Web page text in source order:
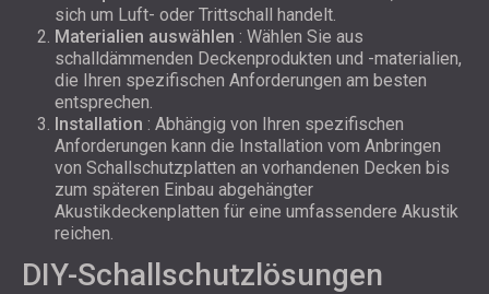
sich um Luft- oder Trittschall handelt.
Materialien auswählen : Wählen Sie aus
schalldämmenden Deckenprodukten und -materialien,
die Ihren spezifischen Anforderungen am besten
entsprechen.
Installation : Abhängig von Ihren spezifischen
Anforderungen kann die Installation vom Anbringen
von Schallschutzplatten an vorhandenen Decken bis
zum späteren Einbau abgehängter
Akustikdeckenplatten für eine umfassendere Akustik
reichen.
DIY-Schallschutzlösungen